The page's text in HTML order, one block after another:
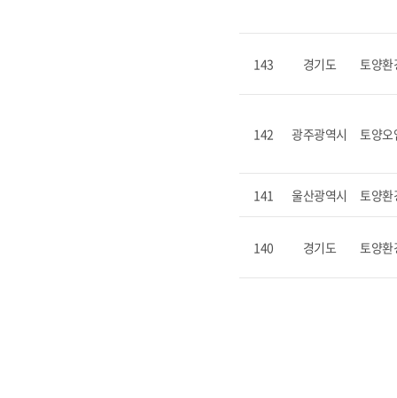
143 경기도 토양환
142 광주광역시 토양오
141 울산광역시 토양환
140 경기도 토양환